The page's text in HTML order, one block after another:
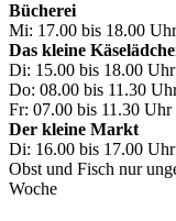
Bücherei
Mi: 17.00 bis 18.00 Uhr
Das kleine
Di: 15.00 bis 18.00 Uhr
Do: 08.00 bis 11.30
Fr: 07.00 bis 11.30 Uhr
Der kleine Markt
Di: 16.00 bis 17.00 Uhr
Obst und Fisch nur
Woche